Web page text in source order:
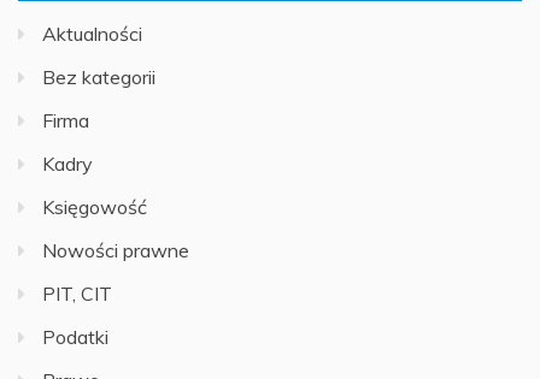
Aktualności
Bez kategorii
Firma
Kadry
Księgowość
Nowości prawne
PIT, CIT
Podatki